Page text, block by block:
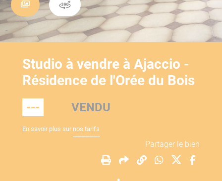
Studio à vendre à Ajaccio -
Résidence de l'Orée du Bois
--- VENDU
En savoir plus sur nos tarifs
Partager le bien